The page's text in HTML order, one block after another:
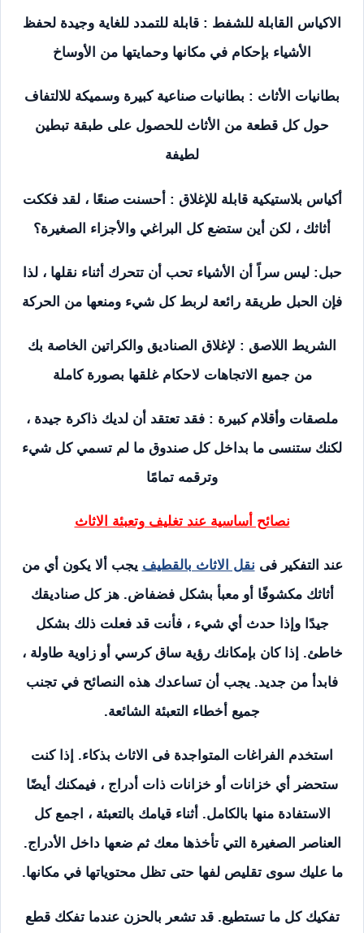
الاكياس القابلة للشفط : قابلة للتمدد للغاية وجيدة لحفظ
الأشياء بإحكام في مكانها وحمايتها من الأوساخ
بطانيات الأثاث : بطانيات صناعية كبيرة وسميكة للالتفاف
حول كل قطعة من الأثاث للحصول على طبقة تبطين
لطيفة
أكياس بلاستيكية قابلة للإغلاق : أحسنت صنعًا ، لقد فككت
أثاثك ، لكن أين ستضع كل البراغي والأجزاء الصغيرة؟
حبل: ليس سراً أن الأشياء تحب أن تتحرك أثناء نقلها ، لذا
فإن الحبل طريقة رائعة لربط كل شيء ومنعها من الحركة
الشريط اللاصق : لإغلاق الصناديق والكراتين الخاصة بك
من جميع الاتجاهات لاحكام غلقها بصورة كاملة
ملصقات وأقلام كبيرة : فقد تعتقد أن لديك ذاكرة جيدة ،
لكنك ستنسى ما بداخل كل صندوق ما لم تسمي كل شيء
وترقمه تمامًا
نصائح أساسية عند تغليف وتعبئة الاثاث
عند التفكير فى نقل الاثاث بالقطيف يجب ألا يكون أي من
أثاثك مكشوفًا أو معبأ بشكل فضفاض. هز كل صناديقك
جيدًا وإذا حدث أي شيء ، فأنت قد فعلت ذلك بشكل
خاطئ. إذا كان بإمكانك رؤية ساق كرسي أو زاوية طاولة ،
فابدأ من جديد. يجب أن تساعدك هذه النصائح في تجنب
جميع أخطاء التعبئة الشائعة.
استخدم الفراغات المتواجدة فى الاثاث بذكاء. إذا كنت
ستحضر أي خزانات أو خزانات ذات أدراج ، فيمكنك أيضًا
الاستفادة منها بالكامل. أثناء قيامك بالتعبئة ، اجمع كل
العناصر الصغيرة التي تأخذها معك ثم ضعها داخل الأدراج.
ما عليك سوى تقليص لفها حتى تظل محتوياتها في مكانها.
تفكيك كل ما تستطيع. قد تشعر بالحزن عندما تفكك قطع